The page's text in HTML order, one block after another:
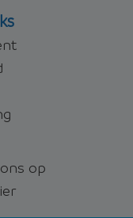
op